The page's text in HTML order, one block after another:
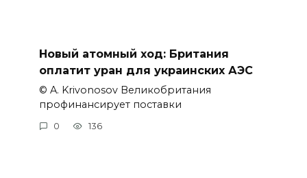
Новый атомный ход: Британия
оплатит уран для украинских АЭС
© A. Krivonosov Великобритания
профинансирует поставки
0 136